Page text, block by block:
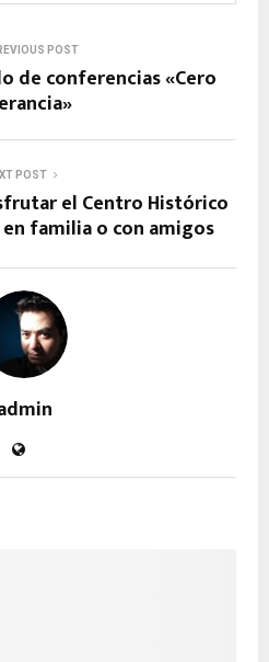
POST
de conferencias «Cero
POST
el Centro Histórico
familia o con amigos